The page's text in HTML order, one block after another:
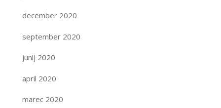
december 2020
september 2020
junij 2020
april 2020
marec 2020